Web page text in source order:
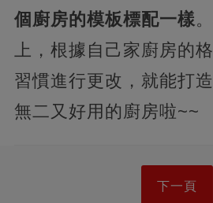
個廚房的模板標配一樣
上，根據自己家廚房的
習慣進行更改，就能打
無二又好用的廚房啦~~
下一頁